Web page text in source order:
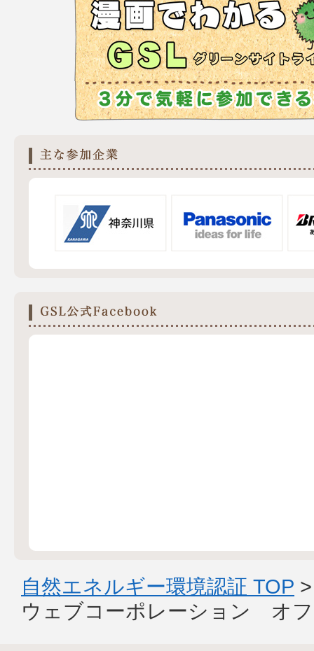
自然エネルギー環境認証 TOP
ウェブコーポレーション オ